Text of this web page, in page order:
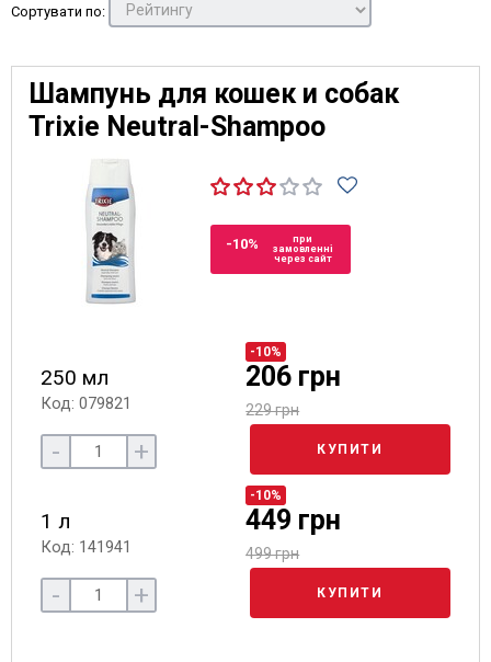
Сортувати по:
Шампунь для кошек и собак
Trixie Neutral-Shampoo
-10%
при
замовленні
через сайт
250 мл
Код: 079821
-10%
206 грн
229 грн
- + КУПИТИ
1 л
Код: 141941
-10%
449 грн
499 грн
- + КУПИТИ